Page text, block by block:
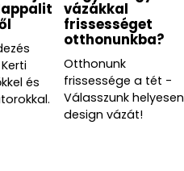
tartja a környezet
kristály anyag magas
és
vázákkal
frissességet
otthonunkba?
Otthonunk
frissessége a tét -
Válasszunk helyesen
design vázát!